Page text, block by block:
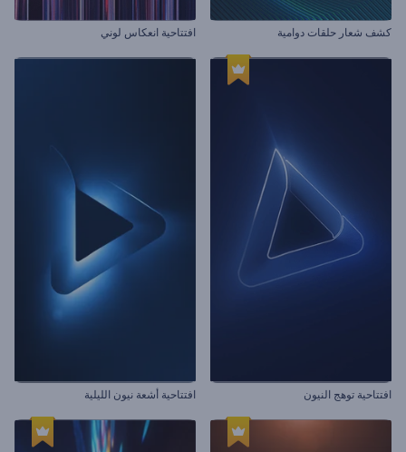
كشف شعار حلقات دوامية افتتاحية انعكاس لوني
افتتاحية توهج النيون افتتاحية أشعة نيون الليلية